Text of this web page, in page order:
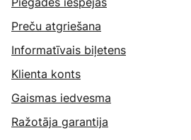
Preču atgriešana
Informatīvais biļetens
Klienta konts
Gaismas iedvesma
Ražotāja garantija